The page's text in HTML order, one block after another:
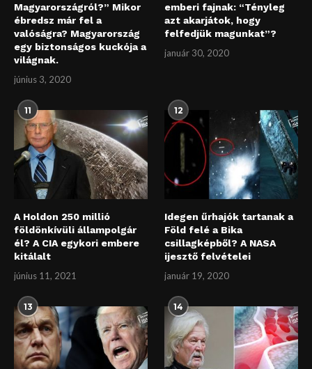
Magyarországról?” Mikor
ébredsz már fel a
valóságra? Magyarország
egy biztonságos kuckója a
világnak.
június 3, 2020
emberi fajnak: “Tényleg
azt akarjátok, hogy
felfedjük magunkat”?
január 30, 2020
11
A Holdon 250 millió
földönkívüli állampolgár
él? A CIA egykori embere
kitálalt
június 11, 2021
12
Idegen űrhajók tartanak a
Föld felé a Bika
csillagképből? A NASA
ijesztő felvételei
január 19, 2020
13 14